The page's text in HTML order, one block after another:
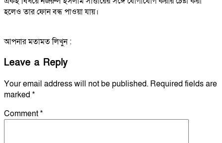
হলেও তার ফোন বন্ধ পাওয়া যায়।
আপনার মতামত লিখুন :
Leave a Reply
Your email address will not be published. Required fields are
marked *
Comment*